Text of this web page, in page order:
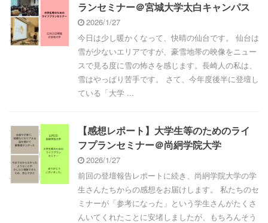
ランセミナー＠宮城大学太白キャンパス
2026/1/27
今日は少し暖かくなって、快晴の仙台です。 仙台は
雪が少ないエリアですが、豪雪地帯の映像をニュー
スで見る度に雪の怖さを感じます。長崎人の私は、
雪はやっぱり苦手です。 さて、今年度後半に登壇し
ている「大学 ...
【感想レポート】大学生等のためのライ
フプランセミナー＠尚絅学院大学
2026/1/27
前回の登壇報告レポートに続き、尚絅学院大学の学
生さんたちからの感想をお届けします。 私たちのセ
ミナーが「参考になった」という学生さんがたくさ
んいてくれたことに安堵しましたが、もちろんそう